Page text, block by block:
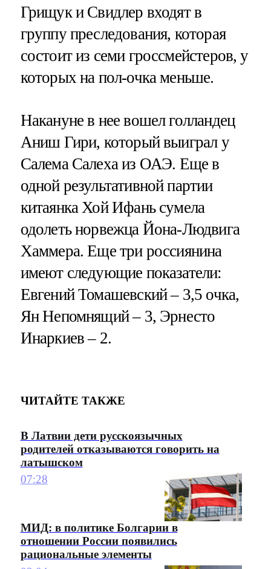
Грищук и Свидлер входят в
группу преследования, которая
состоит из семи гроссмейстеров, у
которых на пол-очка меньше.
Накануне в нее вошел голландец
Аниш Гири, который выиграл у
Салема Салеха из ОАЭ. Еще в
одной результативной партии
китаянка Хой Ифань сумела
одолеть норвежца Йона-Людвига
Хаммера. Еще три россиянина
имеют следующие показатели:
Евгений Томашевский – 3,5 очка,
Ян Непомнящий – 3, Эрнесто
Инаркиев – 2.
ЧИТАЙТЕ ТАКЖЕ
В Латвии дети русскоязычных
родителей отказываются говорить на
латышском
07:28
МИД: в политике Болгарии в
отношении России появились
рациональные элементы